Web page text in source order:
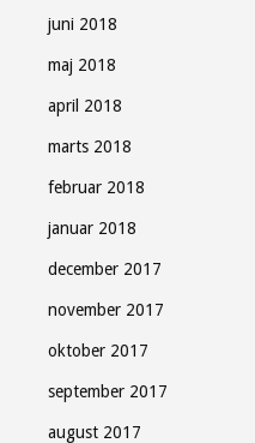
juni 2018
maj 2018
april 2018
marts 2018
februar 2018
januar 2018
december 2017
november 2017
oktober 2017
september 2017
august 2017